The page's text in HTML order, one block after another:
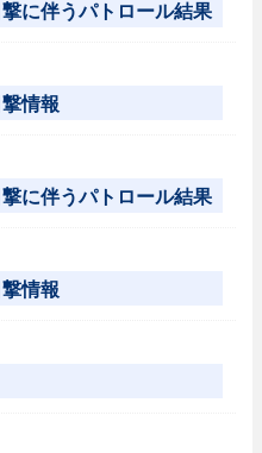
に伴うパトロール結果
情報
に伴うパトロール結果
情報